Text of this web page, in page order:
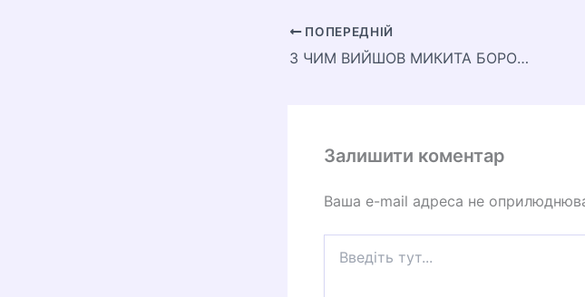
ПОПЕРЕДНІЙ
З ЧИМ ВИЙШОВ МИКИТА БОРОТИСЯ ІЗ ЗМІЄМ
Залишити коментар
Ваша e-mail адреса не
тут...